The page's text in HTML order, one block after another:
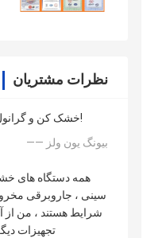
نظرات مشتریان
خشک کن و گرانول خوب کار می کند ، خوب!
—— بیونگ یون ولز
همه دستگاه های
سینی ، جاروبرقی
شرایط هستند ، من از
تجهیزات